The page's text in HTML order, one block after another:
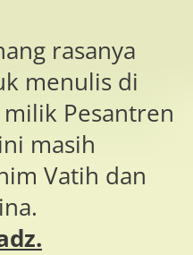
rasanya
menulis di
milik Pesantren
masih
Vatih dan